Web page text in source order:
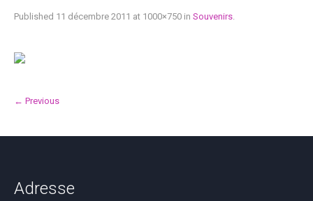
Published 11 décembre 2011 at 1000×750 in Souvenirs.
← Previous
Adresse